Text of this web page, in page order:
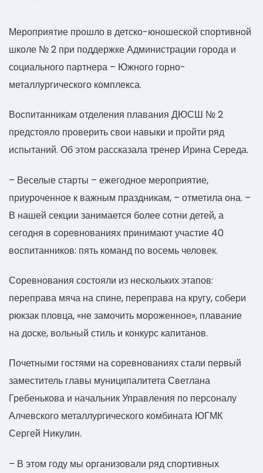
Мероприятие прошло в детско-юношеской спортивной
школе № 2 при поддержке Администрации города и
социального партнера – Южного горно-
металлургического комплекса.
Воспитанникам отделения плавания ДЮСШ № 2
предстояло проверить свои навыки и пройти ряд
испытаний. Об этом рассказала тренер Ирина Середа.
– Веселые старты – ежегодное мероприятие,
приуроченное к важным праздникам, – отметила она. –
В нашей секции занимается более сотни детей, а
сегодня в соревнованиях принимают участие 40
воспитанников: пять команд по восемь человек.
Соревнования состояли из нескольких этапов:
переправа мяча на спине, переправа на кругу, собери
рюкзак пловца, «не замочить мороженное», плавание
на доске, вольный стиль и конкурс капитанов.
Почетными гостями на соревнованиях стали первый
заместитель главы муниципалитета Светлана
Гребенькова и начальник Управления по персоналу
Алчевского металлургического комбината ЮГМК
Сергей Никулин.
– В этом году мы организовали ряд спортивных